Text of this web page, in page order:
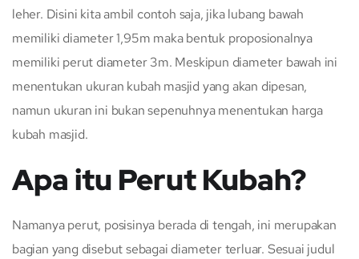
leher. Disini kita ambil contoh saja, jika lubang bawah
memiliki diameter 1,95m maka bentuk proposionalnya
memiliki perut diameter 3m. Meskipun diameter bawah ini
menentukan ukuran kubah masjid yang akan dipesan,
namun ukuran ini bukan sepenuhnya menentukan harga
kubah masjid.
Apa itu Perut Kubah?
Namanya perut, posisinya berada di tengah, ini merupakan
bagian yang disebut sebagai diameter terluar. Sesuai judul